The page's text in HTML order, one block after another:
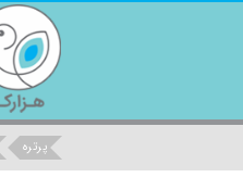
پرتره